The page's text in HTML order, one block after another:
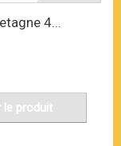
4...
le produit